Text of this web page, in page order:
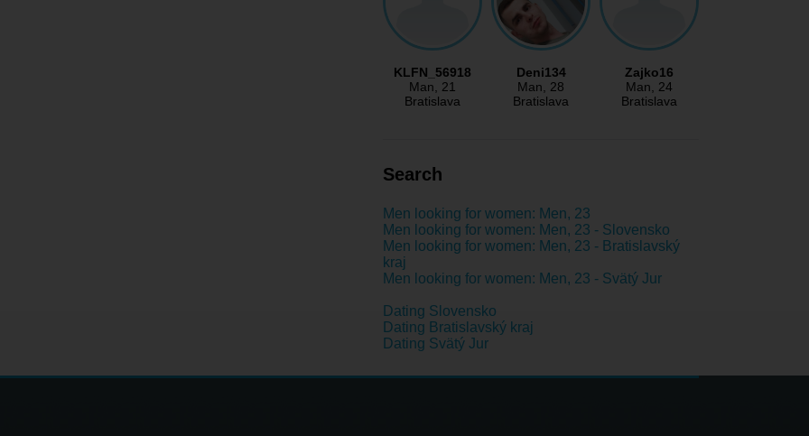
KLFN_56918
Man, 21
Bratislava
Deni134
Man, 28
Bratislava
Zajko16
Man, 24
Bratislava
Search
Men looking for women: Men, 23
Men looking for women: Men, 23 - Slovensko
Men looking for women: Men, 23 - Bratislavský
kraj
Men looking for women: Men, 23 - Svätý Jur
Dating Slovensko
Dating Bratislavský kraj
Dating Svätý Jur